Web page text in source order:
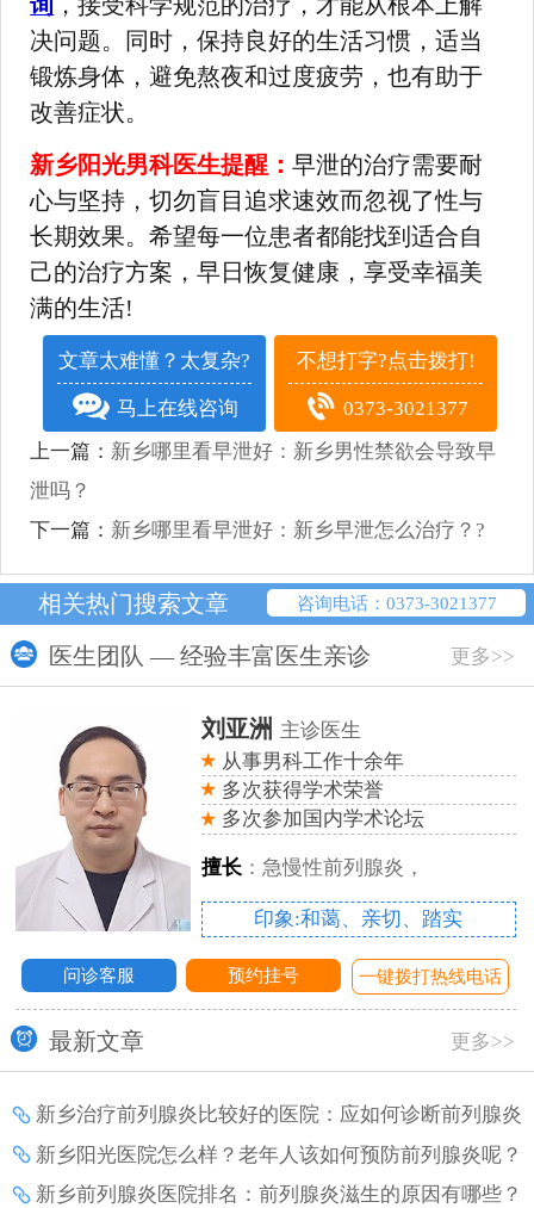
询
，接受科学规范的治疗，才能从根本上解
决问题。同时，保持良好的生活习惯，适当
锻炼身体，避免熬夜和过度疲劳，也有助于
改善症状。
新乡阳光男科医生提醒：早泄的治疗需要耐
心与坚持，切勿盲目追求速效而忽视了性与
长期效果。希望每一位患者都能找到适合自
己的治疗方案，早日恢复健康，享受幸福美
满的生活!
文章太难懂？太复杂?
马上在线咨询
不想打字?点击拨打!
0373-3021377
上一篇： 新乡哪里看早泄好：新乡男性禁欲会导致早
泄吗？
下一篇： 新乡哪里看早泄好：新乡早泄怎么治疗？?
相关热门搜索文章 咨询电话：0373-3021377
医生团队 — 经验丰富医生亲诊 更多>>
刘亚洲 主诊医生
从事男科工作十余年
多次获得学术荣誉
多次参加国内学术论坛
擅长：急慢性前列腺炎，
印象:和蔼、亲切、踏实
问诊客服 预约挂号 一键拨打热线电话
最新文章 更多>>
新乡治疗前列腺炎比较好的医院：应如何诊断前列腺炎
增生？
新乡阳光医院怎么样？老年人该如何预防前列腺炎呢？
新乡前列腺炎医院排名：前列腺炎滋生的原因有哪些？